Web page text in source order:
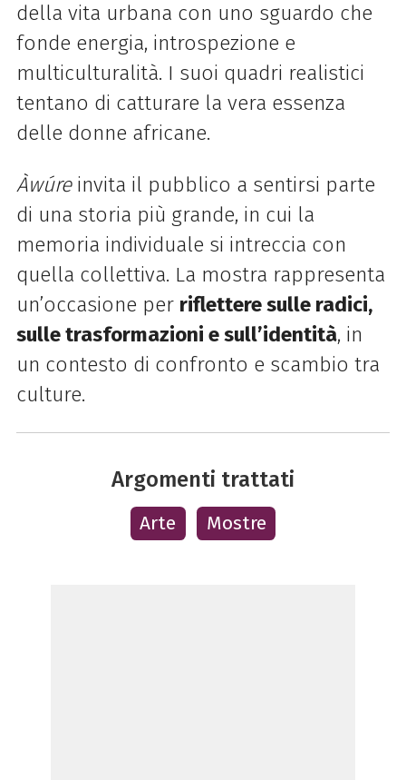
della vita urbana con uno sguardo che
fonde energia, introspezione e
multiculturalità. I suoi quadri realistici
tentano di catturare la vera essenza
delle donne africane.
Àwúreinvita il pubblico a sentirsi parte
di una storia più grande, in cui la
memoria individuale si intreccia con
quella collettiva. La mostra rappresenta
un’occasione per riflettere sulle radici,
sulle trasformazioni e sull’identità, in
un contesto di confronto e scambio tra
culture.
Argomenti trattati
Arte Mostre